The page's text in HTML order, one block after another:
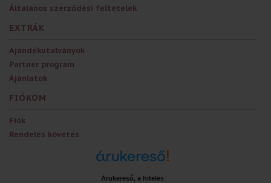
Általános szerződési feltételek
EXTRÁK
Ajándékutalványok
Partner program
Ajánlatok
FIÓKOM
Fiók
Rendelés követés
Árukereső, a hiteles